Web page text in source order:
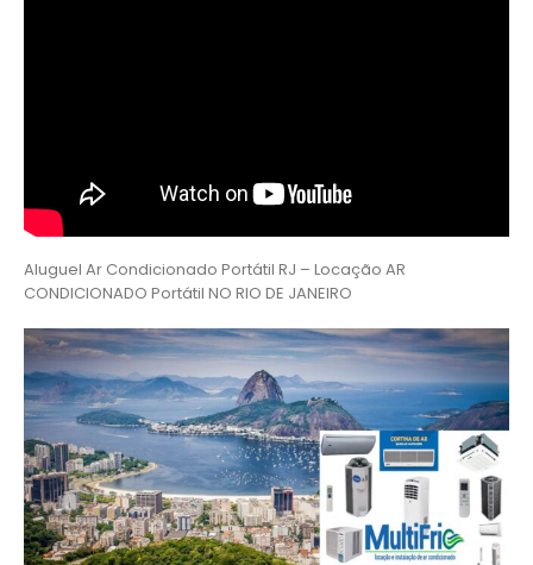
Aluguel Ar Condicionado Portátil RJ – Locação AR
CONDICIONADO Portátil NO RIO DE JANEIRO